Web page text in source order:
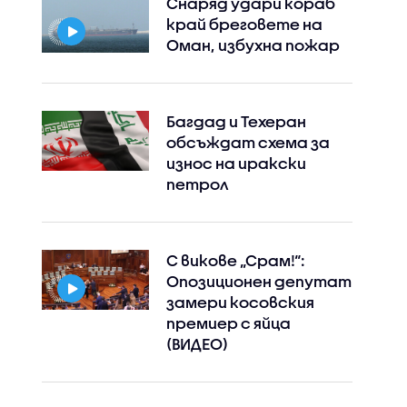
край бреговете на
Оман, избухна пожар
Багдад и Техеран
обсъждат схема за
износ на иракски
петрол
С викове „Срам!“:
Опозиционен депутат
замери косовския
премиер с яйца
(ВИДЕО)